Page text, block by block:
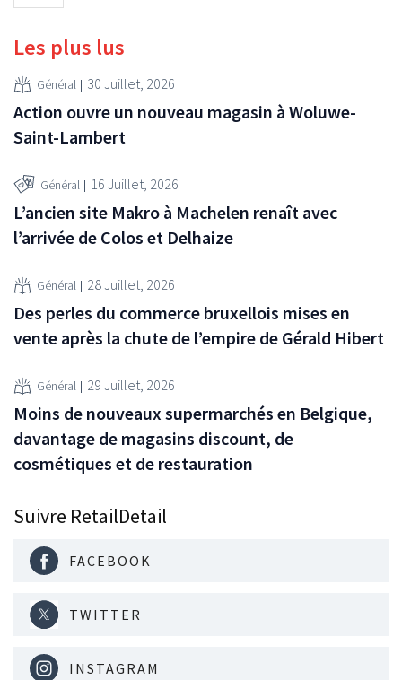
Les plus lus
Général 30 Juillet, 2026
Action ouvre un nouveau magasin à Woluwe-
Saint-Lambert
Général 16 Juillet, 2026
L’ancien site Makro à Machelen renaît avec
l’arrivée de Colos et Delhaize
Général 28 Juillet, 2026
Des perles du commerce bruxellois mises en
vente après la chute de l’empire de Gérald Hibert
Général 29 Juillet, 2026
Moins de nouveaux supermarchés en Belgique,
davantage de magasins discount, de
cosmétiques et de restauration
Suivre RetailDetail
FACEBOOK
TWITTER
INSTAGRAM